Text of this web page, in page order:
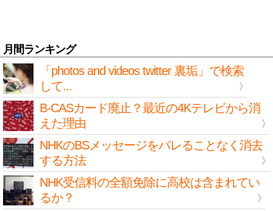
月間ランキング
「photos and videos twitter 裏垢」で検索
して...
B-CASカード廃止？最近の4Kテレビから消
えた理由
NHKのBSメッセージをバレることなく消去
する方法
NHK受信料の全額免除に高校は含まれてい
るか？